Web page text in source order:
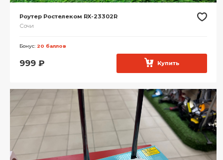
Роутер Ростелеком RX-23302R
Сочи
Бонус: 20 баллов
999 ₽ Купить